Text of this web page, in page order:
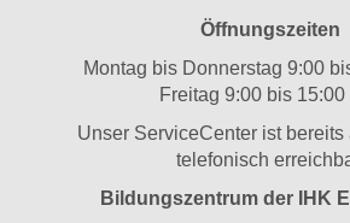
Öffnungszeiten
Montag bis Donnerstag 9:00
Freitag 9:00 bis 15:00
Unser ServiceCenter ist bereits
telefonisch
Bildungszentrum der IHK